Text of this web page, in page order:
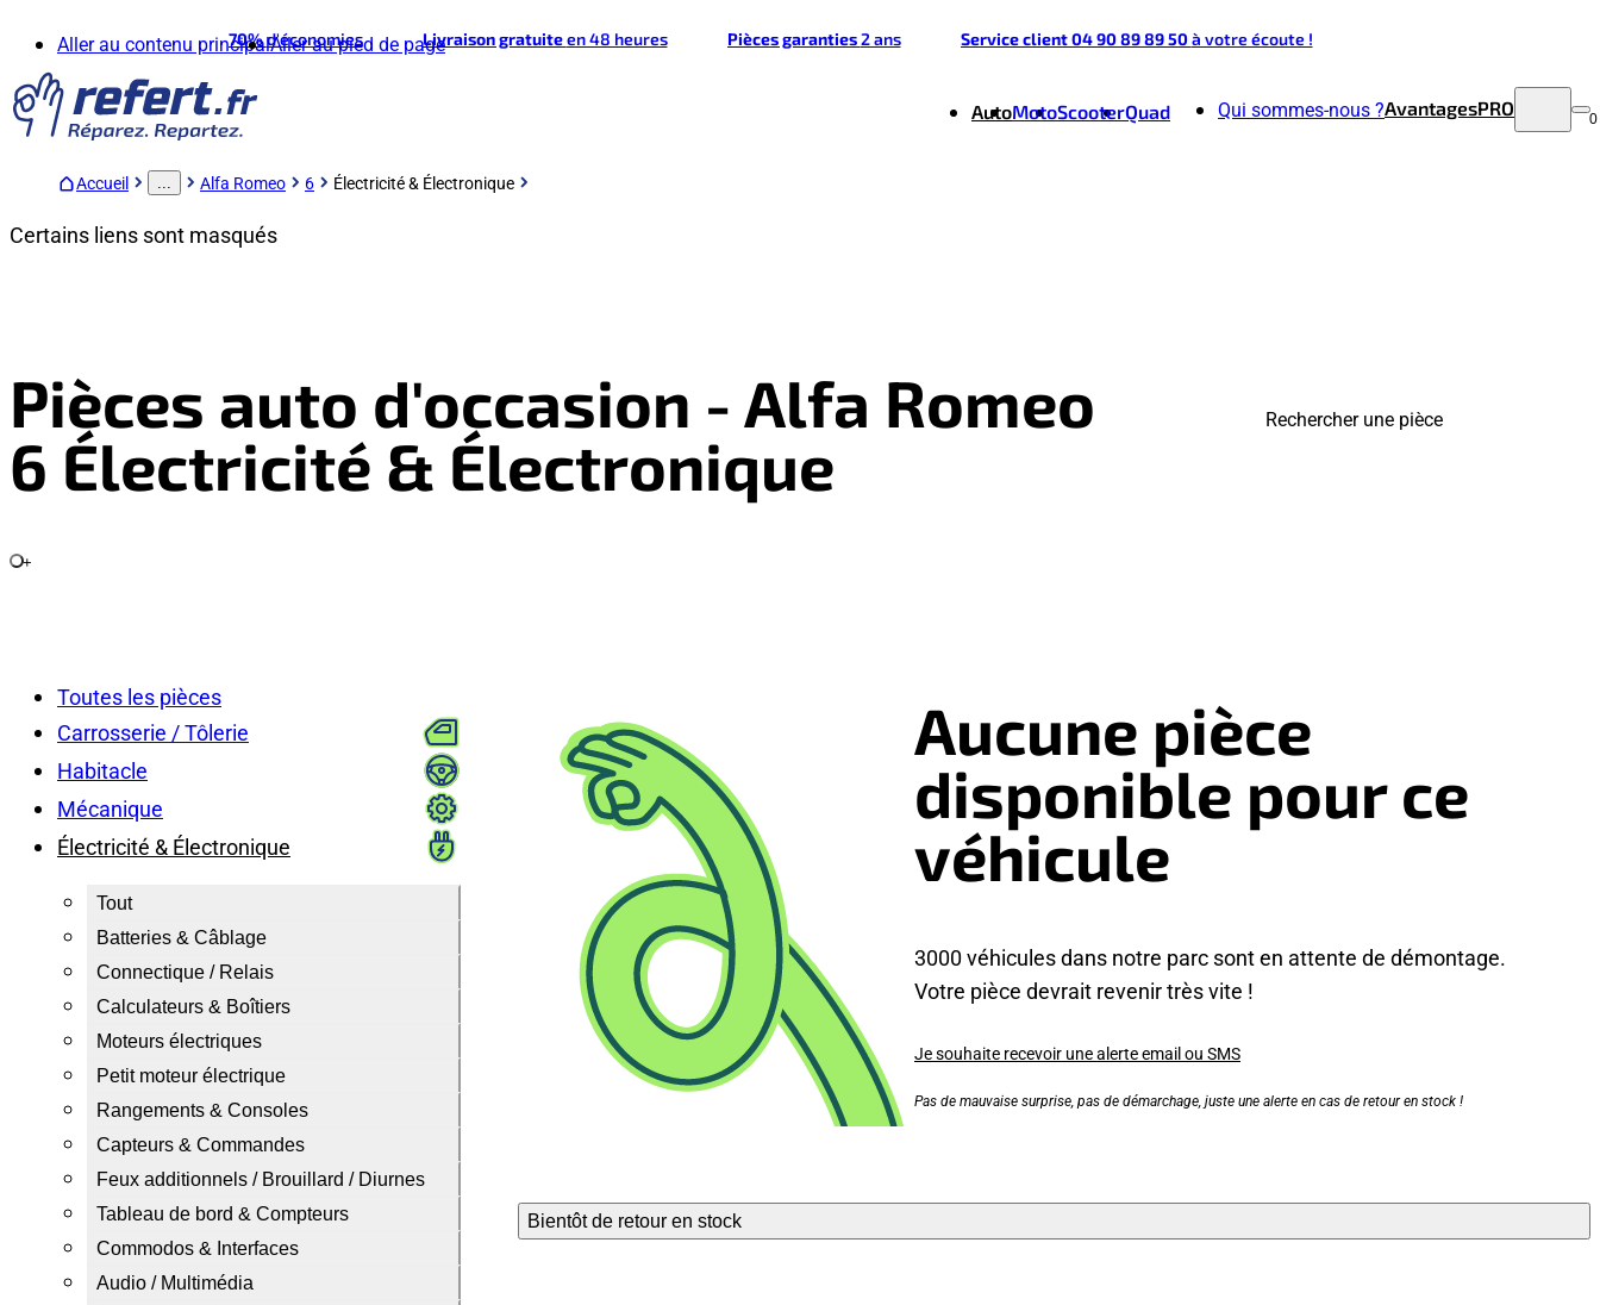
Aller au contenu principalAller au pied de page
70%d'économies Livraison gratuiteen 48 heures Pièces garanties2 ans Service client 04 90 89 89 50à votre écoute !
AutoMotoScooterQuad Qui sommes-nous ?AvantagesPRO 0
Accueil ... Alfa Romeo 6 Électricité & Électronique
Certains liens sont masqués
Pièces auto d'occasion - Alfa Romeo
6 Électricité & Électronique
+
Rechercher une pièce
Toutes les pièces
Carrosserie / Tôlerie
Habitacle
Mécanique
Électricité & Électronique
Tout
Batteries & Câblage
Connectique / Relais
Calculateurs & Boîtiers
Moteurs électriques
Petit moteur électrique
Rangements & Consoles
Capteurs & Commandes
Feux additionnels / Brouillard / Diurnes
Tableau de bord & Compteurs
Commodos & Interfaces
Audio / Multimédia
Aucune pièce
disponible pour ce
véhicule
3000 véhicules dans notre parc sont en attente de démontage.
Votre pièce devrait revenir très vite !
Je souhaite recevoir une alerte email ou SMS
Pas de mauvaise surprise, pas de démarchage, juste une alerte en cas de retour en stock !
Bientôt de retour en stock